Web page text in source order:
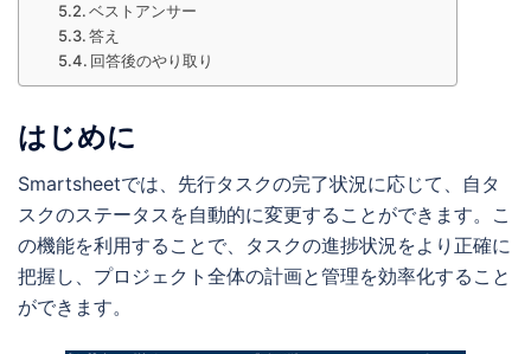
ベストアンサー
答え
回答後のやり取り
はじめに
Smartsheetでは、先行タスクの完了状況に応じて、自タ
スクのステータスを自動的に変更することができます。こ
の機能を利用することで、タスクの進捗状況をより正確に
把握し、プロジェクト全体の計画と管理を効率化すること
ができます。